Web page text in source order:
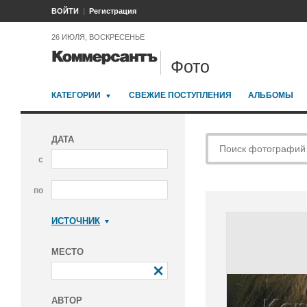
ВОЙТИ Регистрация
26 ИЮЛЯ, ВОСКРЕСЕНЬЕ
Фото
КАТЕГОРИИ СВЕЖИЕ ПОСТУПЛЕНИЯ АЛЬБОМЫ
ДАТА
с
по
ИСТОЧНИК
МЕСТО
АВТОР